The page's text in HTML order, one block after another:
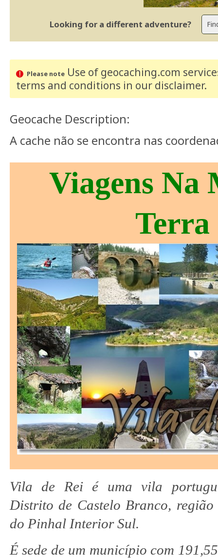
Looking for a different adventure?
Please noteUse of geocaching.com
terms and conditions in our disclaimer.
Geocache Description:
A cache não se encontra nas
Viagens Na
Terra
Vila de Rei é uma vila
Distrito de Castelo Branco,
do Pinhal Interior Sul.
É sede de um município com